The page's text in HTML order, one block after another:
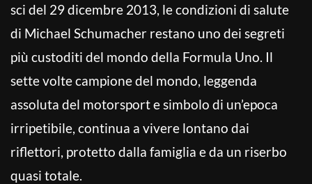
sci del 29 dicembre 2013, le condizioni di salute
di Michael Schumacher restano uno dei segreti
più custoditi del mondo della Formula Uno. Il
sette volte campione del mondo, leggenda
assoluta del motorsport e simbolo di un’epoca
irripetibile, continua a vivere lontano dai
riflettori, protetto dalla famiglia e da un riserbo
quasi totale.